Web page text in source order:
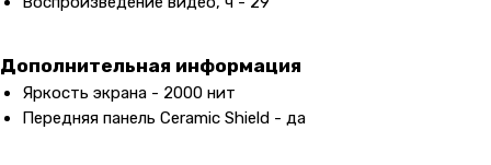
Дополнительная информация
Яркость экрана - 2000 нит
Передняя панель Ceramic Shield - да